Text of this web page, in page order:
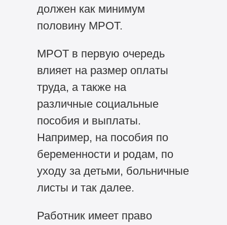
должен как минимум
половину МРОТ.
МРОТ в первую очередь
влияет на размер оплаты
труда, а также на
различные социальные
пособия и выплаты.
Например, на пособия по
беременности и родам, по
уходу за детьми, больничные
листы и так далее.
Работник имеет право